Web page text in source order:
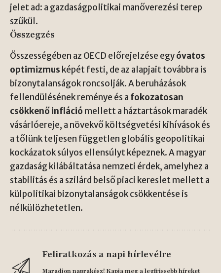
jelet ad: a gazdaságpolitikai manőverezési terep
szűkül.
Összegzés
Összességében az OECD előrejelzése egyóvatos
optimizmus képét festi, de az alapjait továbbra is
bizonytalanságok roncsolják. A beruházások
fellendülésének reménye és a fokozatosan
csökkenő infláció mellett a háztartások maradék
vásárlóereje, a növekvő költségvetési kihívások és
a tőlünk teljesen független globális geopolitikai
kockázatok súlyos ellensúlyt képeznek. A magyar
gazdaság kilábáltatása nemzeti érdek, amelyhez a
stabilitás és a szilárd belső piaci kereslet mellett a
külpolitikai bizonytalanságok csökkentése is
nélkülözhetetlen.
Feliratkozás a napi hírlevélre
Maradjon naprakész! Kapja meg a legfrissebb híreket